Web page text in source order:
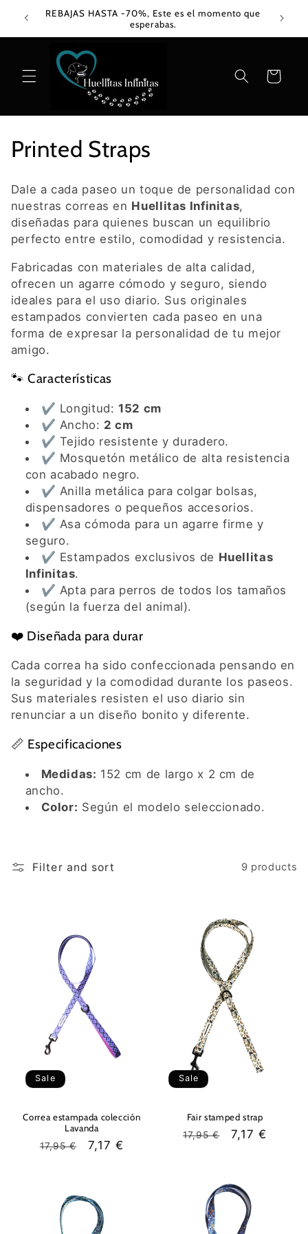
Skip to
content
REBAJAS HASTA -70%, Este es el momento que
esperabas.
Cart
C
l
l
e
c
t
i
o
Printed Straps
Dale a cada paseo un toque de personalidad con
nuestras correas en Huellitas Infinitas,
diseñadas para quienes buscan un equilibrio
perfecto entre estilo, comodidad y resistencia.
Fabricadas con materiales de alta calidad,
ofrecen un agarre cómodo y seguro, siendo
ideales para el uso diario. Sus originales
estampados convierten cada paseo en una
forma de expresar la personalidad de tu mejor
amigo.
🐾 Características
✔ Longitud:152 cm
✔ Ancho: 2 cm
✔ Tejido resistente y duradero.
✔ Mosquetón metálico de alta resistencia
con acabado negro.
✔ Anilla metálica para colgar bolsas,
dispensadores o pequeños accesorios.
✔ Asa cómoda para un agarre firme y
seguro.
✔ Estampados exclusivos de Huellitas
Infinitas.
✔ Apta para perros de todos los tamaños
(según la fuerza del animal).
❤️ Diseñada para durar
Cada correa ha sido confeccionada pensando en
la seguridad y la comodidad durante los paseos.
Sus materiales resisten el uso diario sin
renunciar a un diseño bonito y diferente.
📏 Especificaciones
Medidas: 152 cm de largo x 2 cm de
ancho.
Color: Según el modelo seleccionado.
Filter and sort 9 products
Sale
Correa estampada colección
Lavanda
Regular
17,95 €
Sale
7,17 €
Sale
Fair stamped strap
Regular
17,95 €
Sale
7,17 €